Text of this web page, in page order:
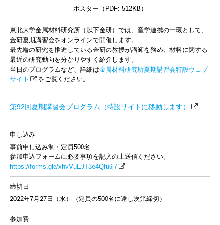
ポスター（PDF: 512KB）
東北大学金属材料研究所（以下金研）では、産学連携の一環として、
金研夏期講習会をオンラインで開催します。
最先端の研究を推進している金研の教授が講師を務め、材料に関する
最近の研究動向を分かりやすく紹介します。
当日のプログラムなど、詳細は金属材料研究所夏期講習会特設ウェブ
サイト
をご覧ください。
第92回夏期講習会プログラム（特設サイトに移動します）
申し込み
事前申し込み制・定員500名
参加申込フォームに必要事項を記入の上送信ください。
https://forms.gle/xhvVuE9T3e4Qfu6j7
締切日
2022年7月27日（水）（定員の500名に達し次第締切）
参加費